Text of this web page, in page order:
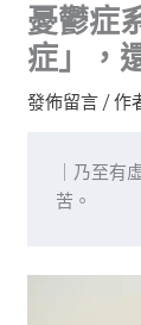
憂鬱症
症」，
發佈留言 / 作
｜乃至有
苦。